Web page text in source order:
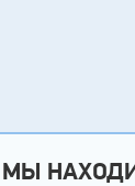
МЫ